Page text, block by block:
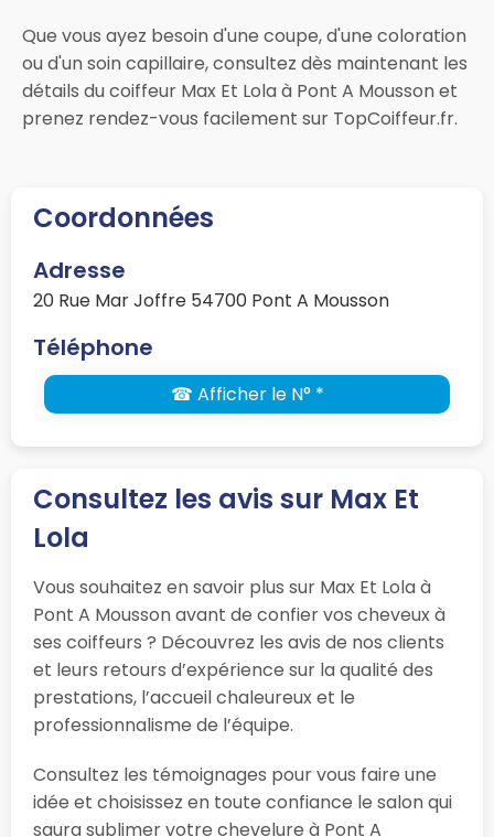
Que vous ayez besoin d'une coupe, d'une coloration
ou d'un soin capillaire, consultez dès maintenant les
détails du coiffeur Max Et Lola à Pont A Mousson et
prenez rendez-vous facilement sur TopCoiffeur.fr.
Coordonnées
Adresse
20 Rue Mar Joffre 54700 Pont A Mousson
Téléphone
☎ Afficher le N° *
Consultez les avis sur Max Et
Lola
Vous souhaitez en savoir plus sur Max Et Lola à
Pont A Mousson avant de confier vos cheveux à
ses coiffeurs ? Découvrez les avis de nos clients
et leurs retours d’expérience sur la qualité des
prestations, l’accueil chaleureux et le
professionnalisme de l’équipe.
Consultez les témoignages pour vous faire une
idée et choisissez en toute confiance le salon qui
saura sublimer votre chevelure à Pont A